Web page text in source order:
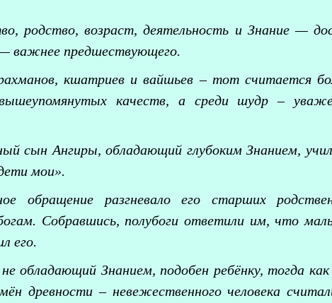
родство, возраст, деятельность и Знание —
важнее предшествующего.
кшатриев и вайшьев – тот считается
качеств, а среди шудр –
сын Ангиры, обладающий глубоким Знанием,
мои».
обращение разгневало его старших
Собравшись, полубоги ответили им, что
его.
не обладающий Знанием, подобен ребёнку, тогда
древности – невежественного человека